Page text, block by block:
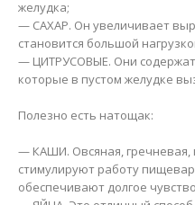
желудка;
— САХАР. Он увеличивает
становится большой
— ЦИТРУСОВЫЕ. Они содержат
которые в пустом желудке
Полезно есть натощак:
— КАШИ. Овсяная, гречневая,
стимулируют работу
обеспечивают долгое